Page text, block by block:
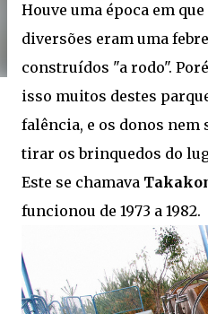
Houve uma época em
diversões eram uma
construídos "a rodo".
isso muitos destes
falência, e os donos nem
tirar os brinquedos do
Este se chamava
funcionou de 1973 a 1982.